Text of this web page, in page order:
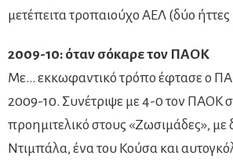
μετέπειτα τροπαιούχο ΑΕΛ (δύο
2009-10: όταν σόκαρε τον ΠΑΟΚ
Με… εκκωφαντικό τρόπο έφτασε ο
2009-10. Συνέτριψε με 4-0 τον ΠΑΟΚ
προημιτελικό στους «Ζωσιμάδες», με
Ντιμπάλα, ένα του Κούσα και